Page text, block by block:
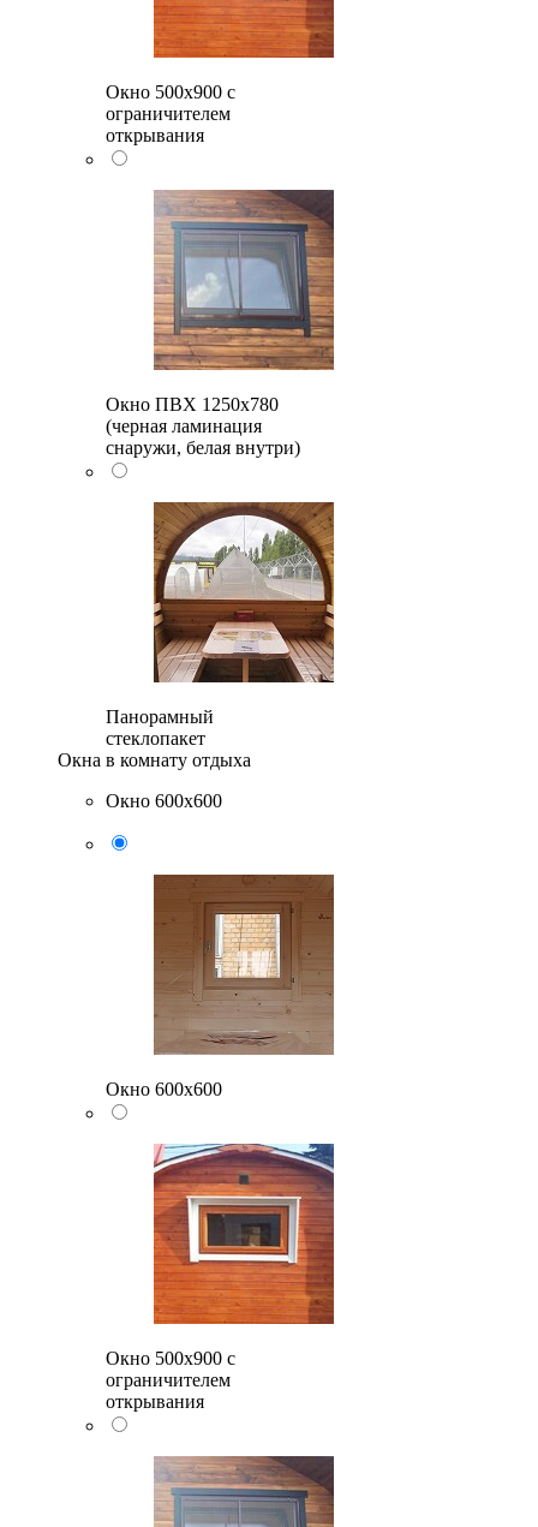
Окно 500x900 с
ограничителем
открывания
Окно ПВХ 1250х780
(черная ламинация
снаружи, белая внутри)
Панорамный
стеклопакет
Окна в комнату отдыха
Окно 600х600
Окно 600х600
Окно 500x900 с
ограничителем
открывания